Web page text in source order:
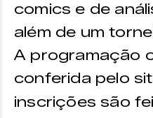
comics e de
além de um
A programação
conferida pelo
inscrições são